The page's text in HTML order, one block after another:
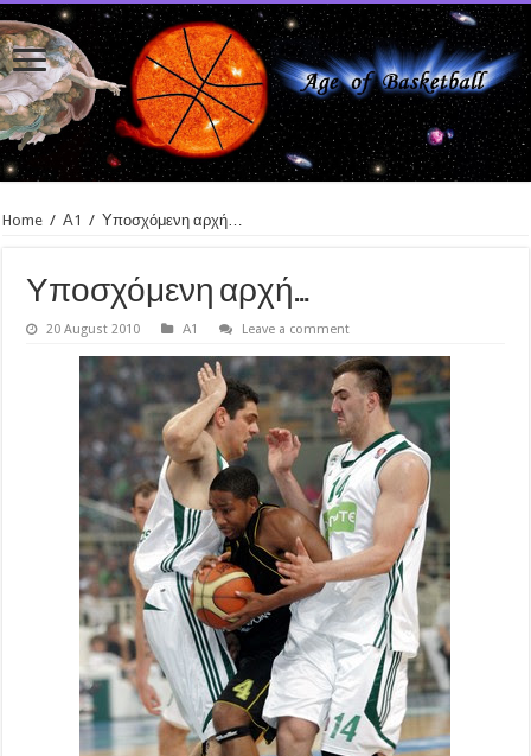
Home / Α1 / Υποσχόμενη αρχή…
Υποσχόμενη αρχή…
20 August 2010 Α1 Leave a comment